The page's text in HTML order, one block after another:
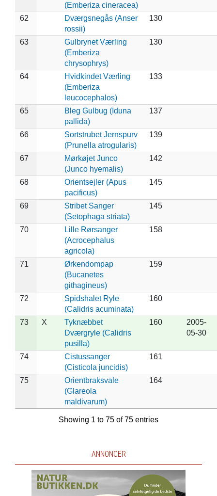
(Emberiza cineracea)
62
Dværgsnegås (Anser
rossii)
130
63
Gulbrynet Værling
(Emberiza
chrysophrys)
130
64
Hvidkindet Værling
(Emberiza
leucocephalos)
133
65
Bleg Gulbug (Iduna
pallida)
137
66
Sortstrubet Jernspurv
(Prunella atrogularis)
139
67
Mørkøjet Junco
(Junco hyemalis)
142
68
Orientsejler (Apus
pacificus)
145
69
Stribet Sanger
(Setophaga striata)
145
70
Lille Rørsanger
(Acrocephalus
agricola)
158
71
Ørkendompap
(Bucanetes
githagineus)
159
72
Spidshalet Ryle
(Calidris acuminata)
160
73 X
Tyknæbbet
Dværgryle (Calidris
pusilla)
160
2005-
05-30
74
Cistussanger
(Cisticola juncidis)
161
75
Orientbraksvale
(Glareola
maldivarum)
164
Showing 1 to 75 of 75 entries
ANNONCER